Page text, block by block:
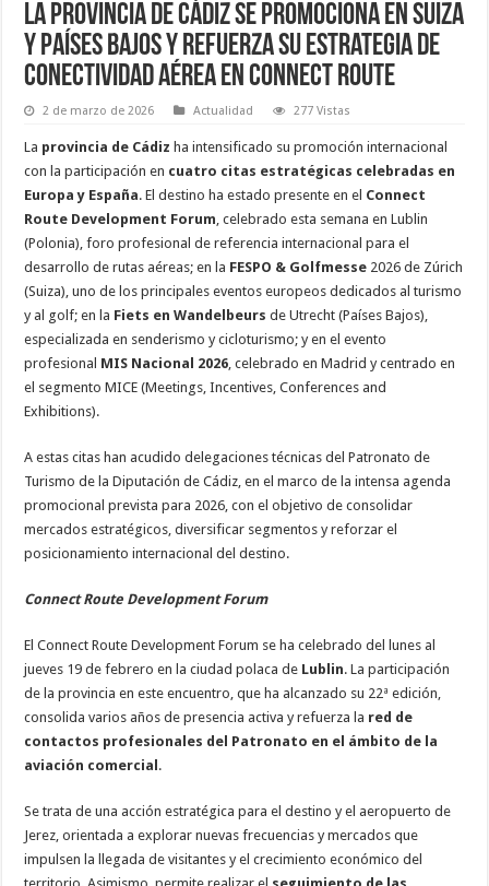
La provincia de Cádiz se promociona en Suiza
y Países Bajos y refuerza su estrategia de
conectividad aérea en Connect Route
2 de marzo de 2026 Actualidad 277 Vistas
La provincia de Cádiz ha intensificado su promoción internacional
con la participación en cuatro citas estratégicas celebradas en
Europa y España. El destino ha estado presente en el Connect
Route Development Forum, celebrado esta semana en Lublin
(Polonia), foro profesional de referencia internacional para el
desarrollo de rutas aéreas; en la FESPO & Golfmesse 2026 de Zúrich
(Suiza), uno de los principales eventos europeos dedicados al turismo
y al golf; en la Fiets en Wandelbeurs de Utrecht (Países Bajos),
especializada en senderismo y cicloturismo; y en el evento
profesional MIS Nacional 2026, celebrado en Madrid y centrado en
el segmento MICE (Meetings, Incentives, Conferences and
Exhibitions).
A estas citas han acudido delegaciones técnicas del Patronato de
Turismo de la Diputación de Cádiz, en el marco de la intensa agenda
promocional prevista para 2026, con el objetivo de consolidar
mercados estratégicos, diversificar segmentos y reforzar el
posicionamiento internacional del destino.
Connect Route Development Forum
El Connect Route Development Forum se ha celebrado del lunes al
jueves 19 de febrero en la ciudad polaca de Lublin. La participación
de la provincia en este encuentro, que ha alcanzado su 22ª edición,
consolida varios años de presencia activa y refuerza la red de
contactos profesionales del Patronato en el ámbito de la
aviación comercial .
Se trata de una acción estratégica para el destino y el aeropuerto de
Jerez, orientada a explorar nuevas frecuencias y mercados que
impulsen la llegada de visitantes y el crecimiento económico del